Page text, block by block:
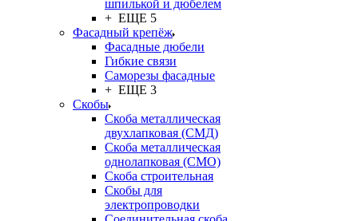
шпилькой и дюбелем
+ ЕЩЕ 5
Фасадный крепёж
Фасадные дюбели
Гибкие связи
Саморезы фасадные
+ ЕЩЕ 3
Скобы
Скоба металлическая
двухлапковая (СМД)
Скоба металлическая
однолапковая (СМО)
Скоба строительная
Скобы для
электропроводки